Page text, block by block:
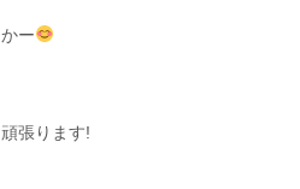
ー
張ります!